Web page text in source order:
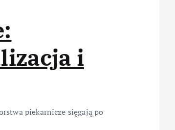
i
piekarnicze sięgają po